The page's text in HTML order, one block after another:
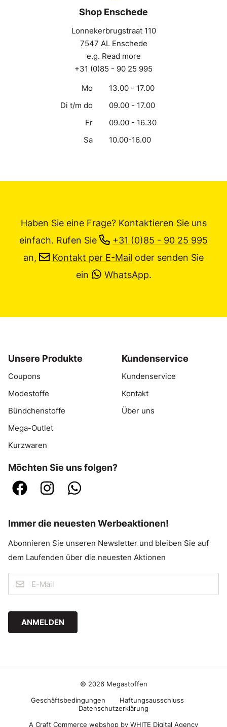
Shop Enschede
Lonnekerbrugstraat 110
7547 AL Enschede
e.g. Read more
+31 (0)85 - 90 25 995
Mo
13.00 - 17.00
Di t/m do
09.00 - 17.00
Fr
09.00 - 16.30
Sa
10.00-16.00
Haben Sie eine Frage? Kontaktieren Sie uns
einfach. Rufen Sie
+31 (0)85 - 90 25 995
an,
Kontakt per E-Mail oder senden Sie
ein
WhatsApp.
Unsere Produkte
Coupons
Modestoffe
Bündchenstoffe
Mega-Outlet
Kurzwaren
Kundenservice
Kundenservice
Kontakt
Über uns
Möchten Sie uns folgen?
Immer die neuesten Werbeaktionen!
Abonnieren Sie unseren Newsletter und bleiben Sie auf
dem Laufenden über die neuesten Aktionen
ANMELDEN
© 2026 Megastoffen
A Craft Commerce webshop by WHITE Digital Agency
Geschäftsbedingungen
Haftungsausschluss
Datenschutzerklärung